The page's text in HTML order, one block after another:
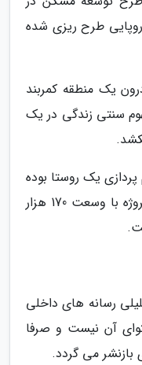
طرح ریزی شده
یک منطقه کمربند
سنتی زندگی در یک
یک روستا بوده
است تا یک مجتمع مسکونی. این پروژه با وسعت 170 هزار
رسانه های داخلی
آن نیست و صرفا
بازنشر می گردد.